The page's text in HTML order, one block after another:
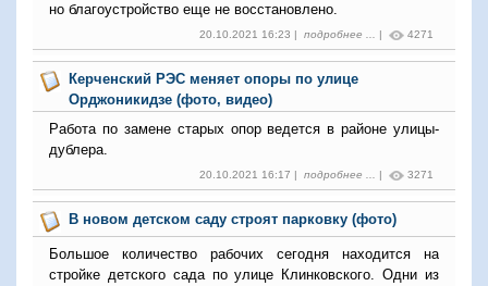
но благоустройство еще не восстановлено.
20.10.2021 16:23 | подробнее ... | 4271
Керченский РЭС меняет опоры по улице
Орджоникидзе (фото, видео)
Работа по замене старых опор ведется в районе улицы-
дублера.
20.10.2021 16:17 | подробнее ... | 3271
В новом детском саду строят парковку (фото)
Большое количество рабочих сегодня находится на
стройке детского сада по улице Клинковского. Одни из